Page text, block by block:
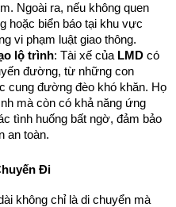
Ngoài ra, nếu không quen
hoặc biển báo tại khu vực
vi phạm luật giao thông.
lộ trình: Tài xế của LMD có
đường, từ những con
cung đường đèo khó khăn. Họ
mà còn có khả năng ứng
tình huống bất ngờ, đảm bảo
an toàn.
Đi
không chỉ là di chuyển mà